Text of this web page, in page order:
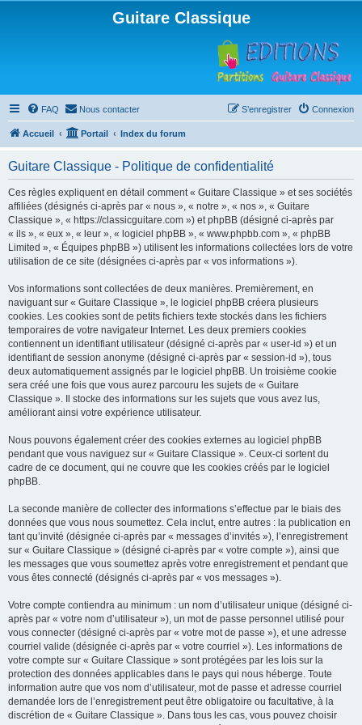
Guitare Classique
FAQ Nous contacter Connexion
S’enregistrer
Accueil Portail Index du forum
Guitare Classique - Politique de confidentialité
Ces règles expliquent en détail comment « Guitare Classique » et ses sociétés
affiliées (désignés ci-après par « nous », « notre », « nos », « Guitare
Classique », « https://classicguitare.com ») et phpBB (désigné ci-après par
« ils », « eux », « leur », « logiciel phpBB », « www.phpbb.com », « phpBB
Limited », « Équipes phpBB ») utilisent les informations collectées lors de votre
utilisation de ce site (désignées ci-après par « vos informations »).
Vos informations sont collectées de deux manières. Premièrement, en
naviguant sur « Guitare Classique », le logiciel phpBB créera plusieurs
cookies. Les cookies sont de petits fichiers texte stockés dans les fichiers
temporaires de votre navigateur Internet. Les deux premiers cookies
contiennent un identifiant utilisateur (désigné ci-après par « user-id ») et un
identifiant de session anonyme (désigné ci-après par « session-id »), tous
deux automatiquement assignés par le logiciel phpBB. Un troisième cookie
sera créé une fois que vous aurez parcouru les sujets de « Guitare
Classique ». Il stocke des informations sur les sujets que vous avez lus,
améliorant ainsi votre expérience utilisateur.
Nous pouvons également créer des cookies externes au logiciel phpBB
pendant que vous naviguez sur « Guitare Classique ». Ceux-ci sortent du
cadre de ce document, qui ne couvre que les cookies créés par le logiciel
phpBB.
La seconde manière de collecter des informations s’effectue par le biais des
données que vous nous soumettez. Cela inclut, entre autres : la publication en
tant qu’invité (désignée ci-après par « messages d’invités »), l’enregistrement
sur « Guitare Classique » (désigné ci-après par « votre compte »), ainsi que
les messages que vous soumettez après votre enregistrement et pendant que
vous êtes connecté (désignés ci-après par « vos messages »).
Votre compte contiendra au minimum : un nom d’utilisateur unique (désigné ci-
après par « votre nom d’utilisateur »), un mot de passe personnel utilisé pour
vous connecter (désigné ci-après par « votre mot de passe »), et une adresse
courriel valide (désignée ci-après par « votre courriel »). Les informations de
votre compte sur « Guitare Classique » sont protégées par les lois sur la
protection des données applicables dans le pays qui nous héberge. Toute
information autre que vos nom d’utilisateur, mot de passe et adresse courriel
demandée lors de l’enregistrement peut être obligatoire ou facultative, à la
discrétion de « Guitare Classique ». Dans tous les cas, vous pouvez choisir